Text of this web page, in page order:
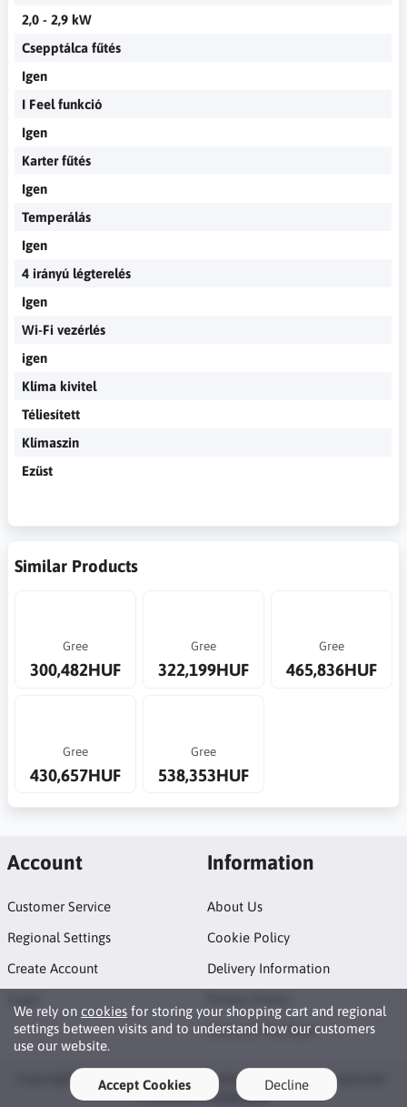
2,0 - 2,9 kW
Csepptálca fűtés
Igen
I Feel funkció
Igen
Karter fűtés
Igen
Temperálás
Igen
4 irányú légterelés
Igen
Wi-Fi vezérlés
igen
Klíma kivitel
Téliesített
Klímaszin
Ezüst
Similar Products
Gree
300,482HUF
Gree
322,199HUF
Gree
465,836HUF
Gree
430,657HUF
Gree
538,353HUF
We rely on cookies for storing your shopping cart and regional
settings between visits and to understand how our customers
use our website.
Accept Cookies Decline
Account
Customer Service
Regional Settings
Create Account
Information
About Us
Cookie Policy
Delivery Information
Terms of Purchase
Copyright © 2026 Oneway Air Conditioning. All rights reserved ·
Powered byLiteCart®